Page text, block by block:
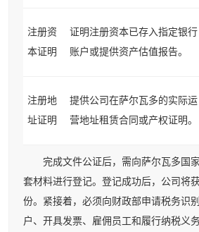
注册资
本证明
证明注册资本已存入指定银行
账户或提供资产估值报告。
注册地
址证明
提供公司在萨尔瓦多的实际运
营地址租赁合同或产权证明。
完成文件公证后，需向萨尔瓦多国家
套材料进行登记。登记成功后，公司将
份。紧接着，必须向财政部申请税务识
户、开具发票、雇佣员工和履行纳税义